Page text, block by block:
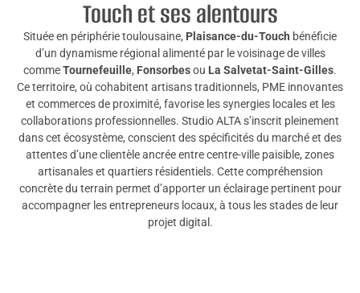
Touch et ses alentours
Située en périphérie toulousaine, Plaisance-du-Touch bénéficie
d’un dynamisme régional alimenté par le voisinage de villes
commeTournefeuille, Fonsorbesou La Salvetat-Saint-Gilles.
Ce territoire, où cohabitent artisans traditionnels, PME innovantes
et commerces de proximité, favorise les synergies locales et les
collaborations professionnelles. Studio ALTA s’inscrit pleinement
dans cet écosystème, conscient des spécificités du marché et des
attentes d’une clientèle ancrée entre centre-ville paisible, zones
artisanales et quartiers résidentiels. Cette compréhension
concrète du terrain permet d’apporter un éclairage pertinent pour
accompagner les entrepreneurs locaux, à tous les stades de leur
projet digital.